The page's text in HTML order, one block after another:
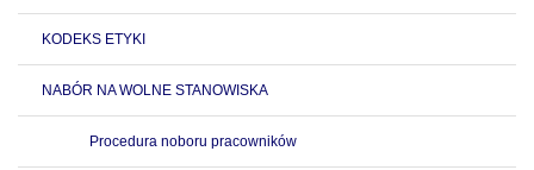
KODEKS ETYKI
NABÓR NA WOLNE STANOWISKA
Procedura noboru pracowników